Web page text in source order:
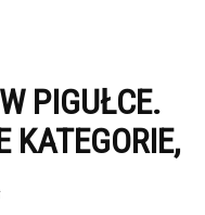
PIGUŁCE.
KATEGORIE,